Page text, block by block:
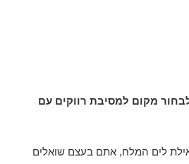
מקום למסיבת רווקים עם
לים המלח, אתם בעצם שואלים